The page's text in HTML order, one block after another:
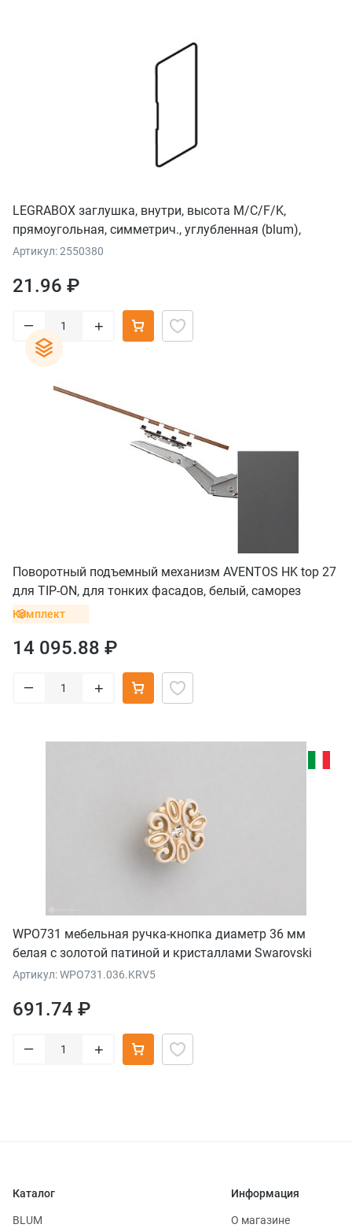
LEGRABOX заглушка, внутри, высота M/C/F/K,
прямоугольная, симметрич., углубленная (blum),
серый орион
Артикул: 2550380
21.96 ₽
– +
Поворотный подъемный механизм AVENTOS HK top 27
для TIP-ON, для тонких фасадов, белый, саморез
Комплект
14 095.88 ₽
– +
WPO731 мебельная ручка-кнопка диаметр 36 мм
белая с золотой патиной и кристаллами Swarovski
Артикул: WPO731.036.KRV5
691.74 ₽
– +
Каталог
BLUM
Информация
О магазине